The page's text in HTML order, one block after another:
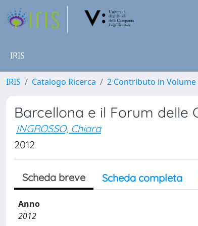
IRIS
IRIS Catalogo Ricerca 2 Contributo in Volume
Barcellona e il Forum delle
INGROSSO, Chiara
2012
Scheda breve Scheda completa
Anno
2012